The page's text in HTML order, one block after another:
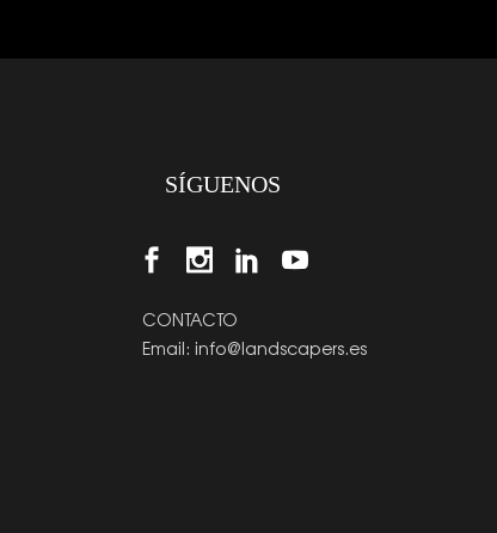
SÍGUENOS
CONTACTO
Email: info@landscapers.es